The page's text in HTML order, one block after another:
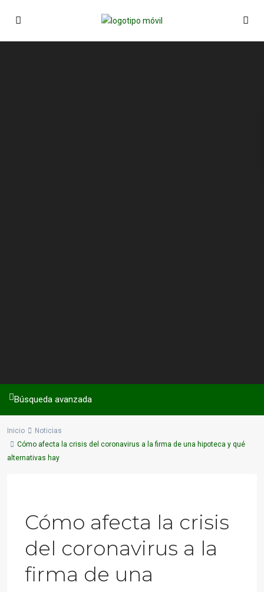
Búsqueda avanzada
Inicio
Noticias
Cómo afecta la crisis del coronavirus a la firma de una hipoteca y qué
alternativas hay
Cómo afecta la crisis
del coronavirus a la
firma de una